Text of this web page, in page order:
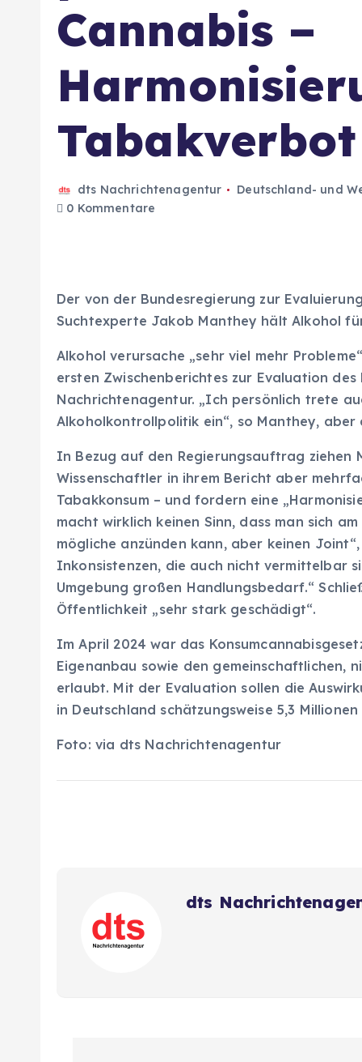
Cannabis –
dts Nachrichtenagentur Deutschland- und
0 Kommentare
Der von der Bundesregierung zur
Suchtexperte Jakob Manthey hält Alkohol
Alkohol verursache „sehr viel mehr
ersten Zwischenberichtes zur Evaluation des
Nachrichtenagentur. „Ich persönlich trete
Alkoholkontrollpolitik ein“, so Manthey, aber
In Bezug auf den Regierungsauftrag
Wissenschaftler in ihrem Bericht aber
Tabakkonsum – und fordern eine
macht wirklich keinen Sinn, dass man sich
mögliche anzünden kann, aber keinen
Inkonsistenzen, die auch nicht vermittelbar
Umgebung großen Handlungsbedarf.“
Öffentlichkeit „sehr stark geschädigt“.
Im April 2024 war das
Eigenanbau sowie den gemeinschaftlichen,
erlaubt. Mit der Evaluation sollen die
in Deutschland schätzungsweise 5,3
Foto: via dts Nachrichtenagentur
dts